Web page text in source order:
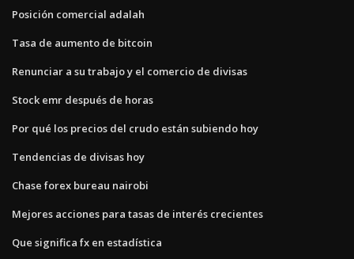
Posición comercial adalah
Tasa de aumento de bitcoin
Renunciar a su trabajo y el comercio de divisas
Stock emr después de horas
Por qué los precios del crudo están subiendo hoy
Tendencias de divisas hoy
Chase forex bureau nairobi
Mejores acciones para tasas de interés crecientes
Que significa fx en estadística